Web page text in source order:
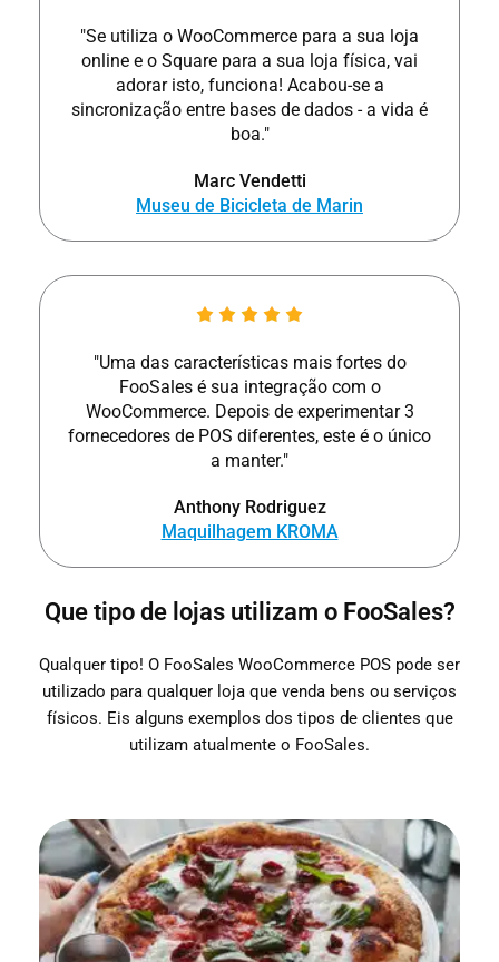
"Se utiliza o WooCommerce para a sua loja
online e o Square para a sua loja física, vai
adorar isto, funciona! Acabou-se a
sincronização entre bases de dados - a vida é
boa."
Marc Vendetti
Museu de Bicicleta de Marin
"Uma das características mais fortes do
FooSales é sua integração com o
WooCommerce. Depois de experimentar 3
fornecedores de POS diferentes, este é o único
a manter."
Anthony Rodriguez
Maquilhagem KROMA
Que tipo de lojas utilizam o FooSales?
Qualquer tipo! O FooSales WooCommerce POS pode ser
utilizado para qualquer loja que venda bens ou serviços
físicos. Eis alguns exemplos dos tipos de clientes que
utilizam atualmente o FooSales.
Verificar, por favor! Guarde, imprima e acompanhe as
encomendas para mesas sentadas e encomendas para
levar.